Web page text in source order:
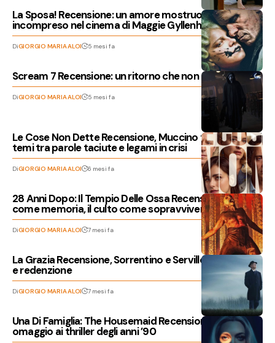
La Sposa! Recensione: un amore mostruoso e
incompreso nel cinema di Maggie Gyllenhaal
DiGIORGIO MARIA ALOI 5 mesi fa
Scream 7 Recensione: un ritorno che non convince
DiGIORGIO MARIA ALOI 5 mesi fa
Le Cose Non Dette Recensione, Muccino torna sui suoi
temi tra parole taciute e legami in crisi
DiGIORGIO MARIA ALOI 6 mesi fa
28 Anni Dopo: Il Tempio Delle Ossa Recensione, l’orrore
come memoria, il culto come sopravvivenza
DiGIORGIO MARIA ALOI 7 mesi fa
La Grazia Recensione, Sorrentino e Servillo tra potere
e redenzione
DiGIORGIO MARIA ALOI 7 mesi fa
Una Di Famiglia: The Housemaid Recensione, un
omaggio ai thriller degli anni ’90